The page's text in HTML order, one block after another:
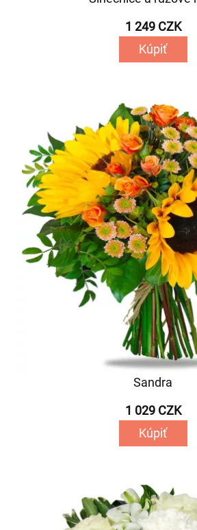
1 249 CZK
Kúpiť
Sandra
1 029 CZK
Kúpiť